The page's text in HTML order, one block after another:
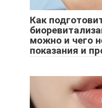
Как
можно и чего
показания и